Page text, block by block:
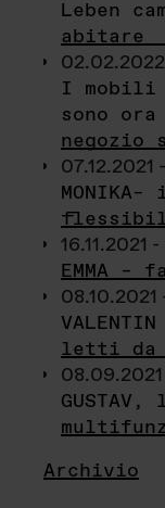
Leben
abitare
I mobili
sono
negozio
07.12.2021 -
16.11.2021 -
EMMA
08.10.2021
letti da
Archivio